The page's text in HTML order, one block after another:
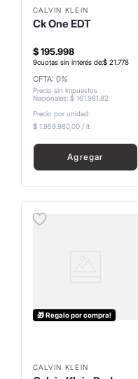
CALVIN KLEIN
Ck One EDT
$ 195.998
9cuotas sin interés de:$ 21 778
CFTA: 0%
Precio sin Impuestos
Nacionales: $ 161 981 82
Precio por unidad:
$ 1.959.980,00/ lt
Agregar
🎁 Regalo por compra!
CALVIN KLEIN